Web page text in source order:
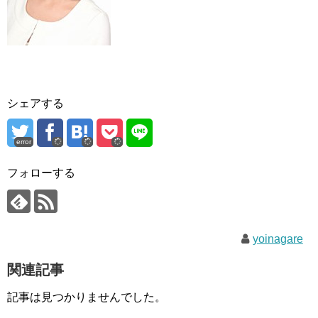
シェアする
error
フォローする
yoinagare
関連記事
記事は見つかりませんでした。